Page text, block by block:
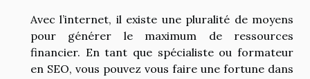
Avec l’internet, il existe une pluralité de moyens
pour générer le maximum de ressources
financier. En tant que spécialiste ou formateur
en SEO, vous pouvez vous faire une fortune dans